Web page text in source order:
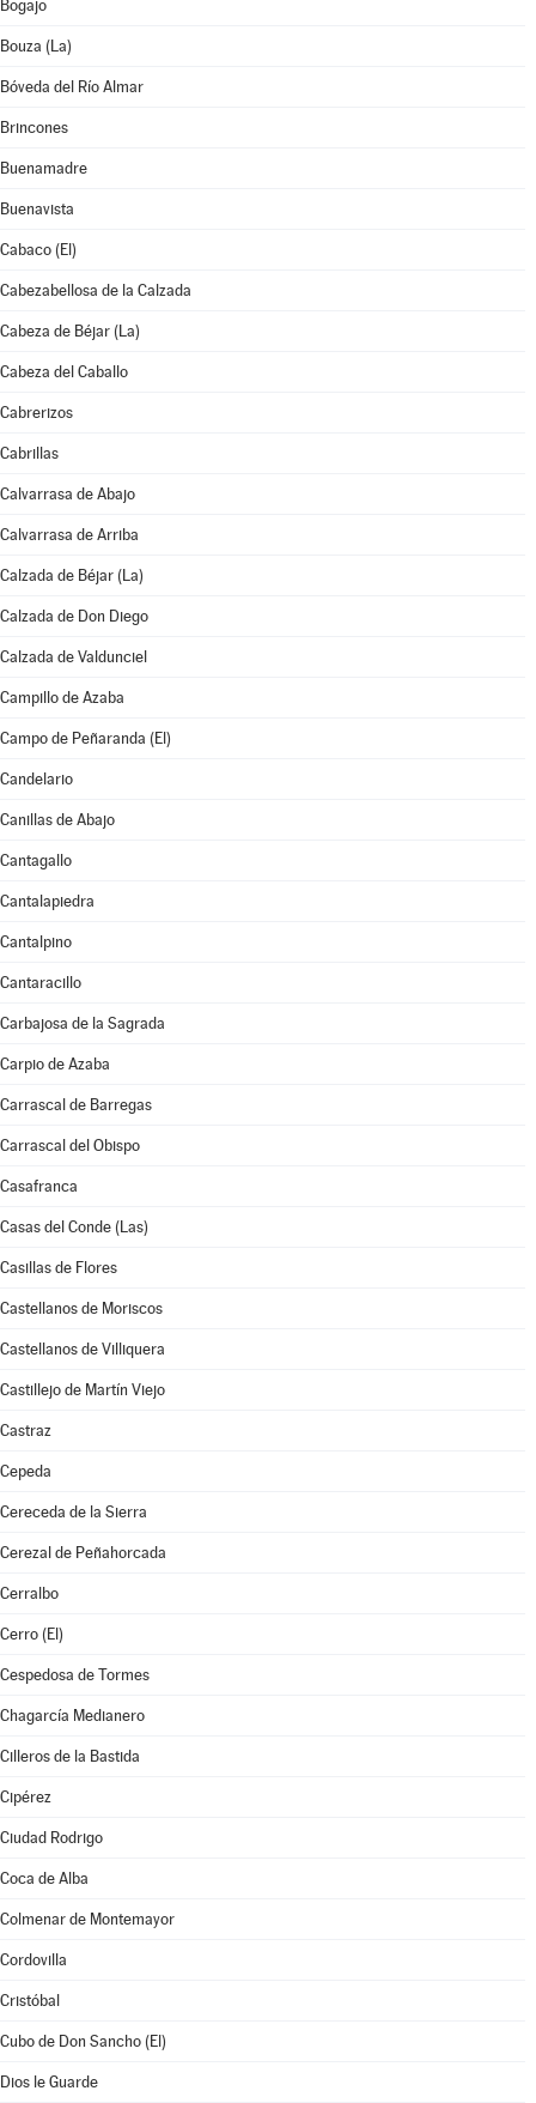
Bogajo
Bouza (La)
Bóveda del Río Almar
Brincones
Buenamadre
Buenavista
Cabaco (El)
Cabezabellosa de la Calzada
Cabeza de Béjar (La)
Cabeza del Caballo
Cabrerizos
Cabrillas
Calvarrasa de Abajo
Calvarrasa de Arriba
Calzada de Béjar (La)
Calzada de Don Diego
Calzada de Valdunciel
Campillo de Azaba
Campo de Peñaranda (El)
Candelario
Canillas de Abajo
Cantagallo
Cantalapiedra
Cantalpino
Cantaracillo
Carbajosa de la Sagrada
Carpio de Azaba
Carrascal de Barregas
Carrascal del Obispo
Casafranca
Casas del Conde (Las)
Casillas de Flores
Castellanos de Moriscos
Castellanos de Villiquera
Castillejo de Martín Viejo
Castraz
Cepeda
Cereceda de la Sierra
Cerezal de Peñahorcada
Cerralbo
Cerro (El)
Cespedosa de Tormes
Chagarcía Medianero
Cilleros de la Bastida
Cipérez
Ciudad Rodrigo
Coca de Alba
Colmenar de Montemayor
Cordovilla
Cristóbal
Cubo de Don Sancho (El)
Dios le Guarde